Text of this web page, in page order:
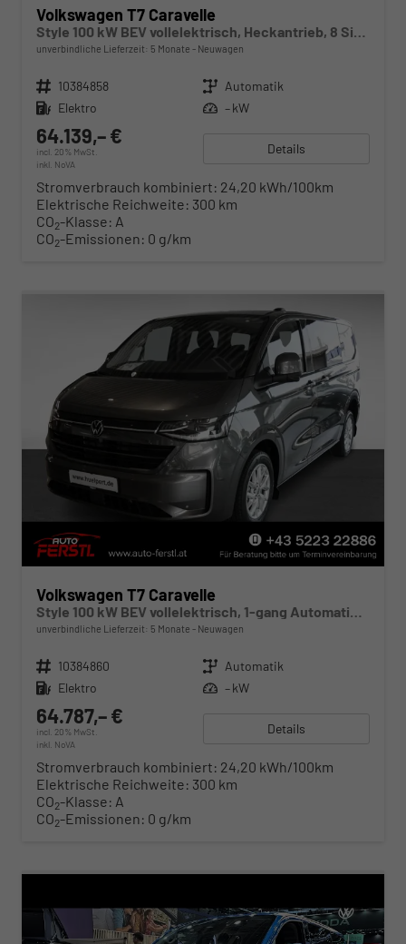
Volkswagen T7 Caravelle
Style 100 kW BEV vollelektrisch, Heckantrieb, 8 Sitze, Navigationssystem Discover Media, Klimaautomatik 3 Zonen, dunkel eingefärbte Scheiben, Fahrerassistenzpaket Plus,
unverbindliche Lieferzeit: 5 Monate Neuwagen
Fahrzeugnr. 10384858 Getriebe Automatik
Kraftstoff Elektro Leistung – kW
64.139,– €
incl. 20% MwSt.
inkl. NoVA
Details
Stromverbrauch kombiniert: 24,20 kWh/100km
Elektrische Reichweite: 300 km
CO2-Klasse: A
CO2-Emissionen: 0 g/km
Volkswagen T7 Caravelle
Style 100 kW BEV vollelektrisch, 1-gang Automatik, Heckantrieb, 8 Sitze, Klimaautomatik 3 Zonen, dunkel eingefärbte Scheiben, Fahrerassistenzpaket Plus, Langer Radstand
unverbindliche Lieferzeit: 5 Monate Neuwagen
Fahrzeugnr. 10384860 Getriebe Automatik
Kraftstoff Elektro Leistung – kW
64.787,– €
incl. 20% MwSt.
inkl. NoVA
Details
Stromverbrauch kombiniert: 24,20 kWh/100km
Elektrische Reichweite: 300 km
CO2-Klasse: A
CO2-Emissionen: 0 g/km